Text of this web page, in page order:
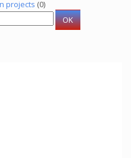
projects (0)